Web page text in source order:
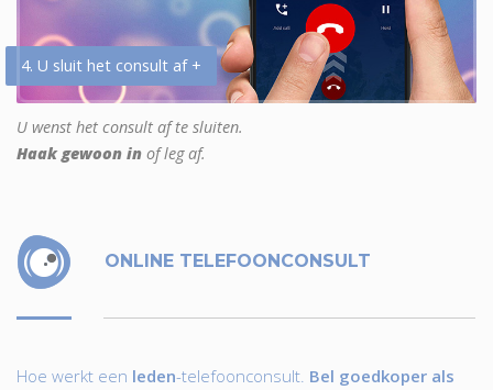
4. U sluit het consult af +
U wenst het consult af te sluiten.
Haak gewoon in of leg af.
ONLINE TELEFOONCONSULT
Hoe werkt een leden-telefoonconsult. Bel goedkoper als